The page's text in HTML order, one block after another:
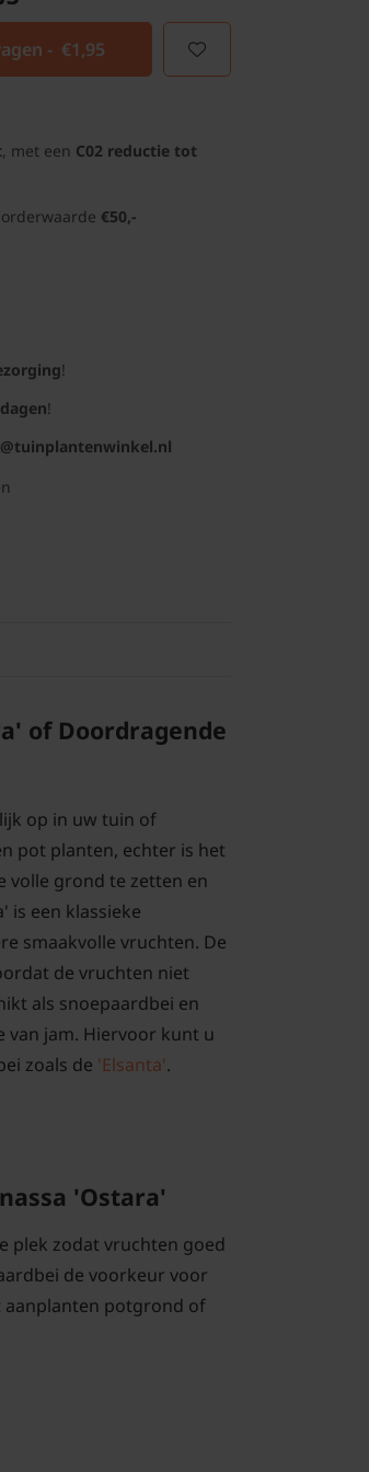
- €1,95
, met een C02 reductie tot
€50,-
!
!
of Doordragende
op in uw tuin of
pot planten, echter is het
volle grond te zetten en
is een klassieke
smaakvolle vruchten. De
de vruchten niet
als snoepaardbei en
van jam. Hiervoor kunt u
zoals de 'Elsanta'.
'Ostara'
plek zodat vruchten goed
de voorkeur voor
aanplanten potgrond of